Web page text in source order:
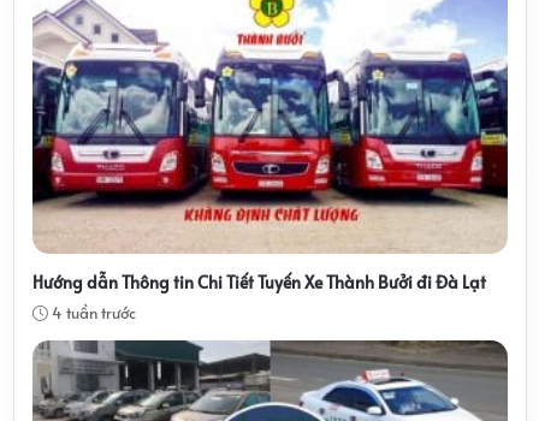
Hướng dẫn Thông tin Chi Tiết Tuyến Xe Thành Bưởi đi Đà Lạt
4 tuần trước